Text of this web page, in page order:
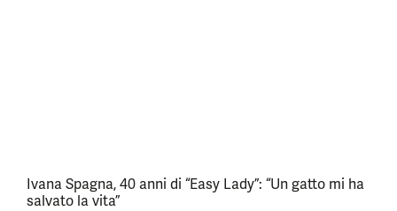
Ivana Spagna, 40 anni di “Easy Lady”: “Un gatto mi ha
salvato la vita”